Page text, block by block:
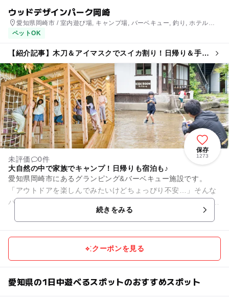
ウッドデザインパーク岡崎
愛知県岡崎市 / 室内遊び場, キャンプ場, バーベキュー, 釣り, ホテル・
旅館
ペットOK
【紹介記事】木刀＆アイマスクでスイカ割り！日帰り＆手ぶ
保存
1273
未評価
0件
大自然の中で家族でキャンプ！日帰りも宿泊も♪
愛知県岡崎市にあるグランピング&バーベキュー施設です。
「アウトドアを楽しんでみたいけどちょっぴり不安…」そんな
パパママに向けた手ぶらBBQとグランピングが人気です。 清流
続きをみる
クーポンを見る
愛知県の1日中遊べるスポットのおすすめスポット